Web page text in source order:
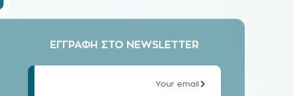
ΕΓΓΡΑΦΗ ΣΤΟ NEWSLETTER
Your email